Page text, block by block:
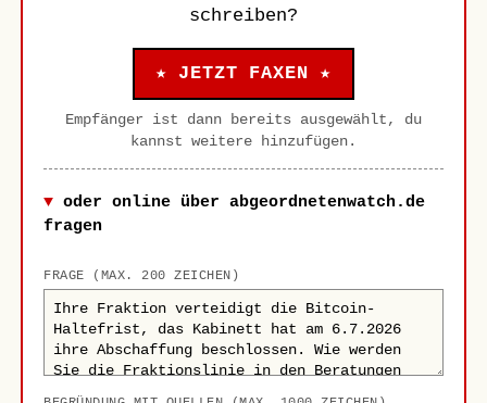
schreiben?
★ JETZT FAXEN ★
Empfänger ist dann bereits ausgewählt, du
kannst weitere hinzufügen.
oder online über abgeordnetenwatch.de
fragen
FRAGE (MAX. 200 ZEICHEN)